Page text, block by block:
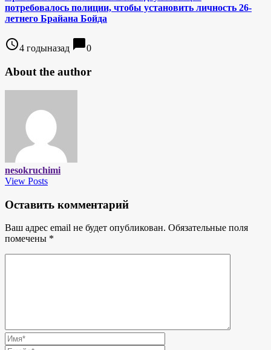
потребовалось полиции, чтобы установить личность 26-
летнего Брайана Бойда
access_time4 годыназад chat_bubble0
About the author
nesokruchimi
View Posts
Оставить комментарий
Ваш адрес email не будет опубликован. Обязательные поля
помечены *